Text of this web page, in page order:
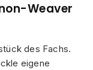
Weaver
des Fachs.
eigene